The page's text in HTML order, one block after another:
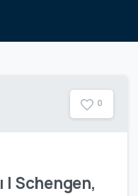
0
| Schengen,